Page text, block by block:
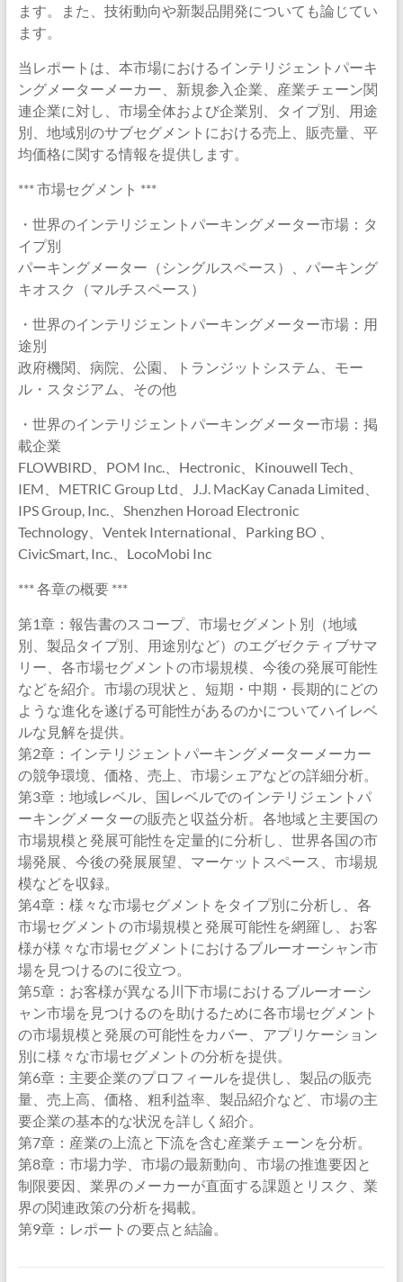
ます。また、技術動向や新製品開発についても論じてい
ます。
当レポートは、本市場におけるインテリジェントパーキ
ングメーターメーカー、新規参入企業、産業チェーン関
連企業に対し、市場全体および企業別、タイプ別、用途
別、地域別のサブセグメントにおける売上、販売量、平
均価格に関する情報を提供します。
*** 市場セグメント ***
・世界のインテリジェントパーキングメーター市場：タ
イプ別
パーキングメーター（シングルスペース）、パーキング
キオスク（マルチスペース）
・世界のインテリジェントパーキングメーター市場：用
途別
政府機関、病院、公園、トランジットシステム、モー
ル・スタジアム、その他
・世界のインテリジェントパーキングメーター市場：掲
載企業
FLOWBIRD、POM Inc.、Hectronic、Kinouwell Tech、
IEM、METRIC Group Ltd、J.J. MacKay Canada Limited、
IPS Group, Inc.、Shenzhen Horoad Electronic
Technology、Ventek International、Parking BO 、
CivicSmart, Inc.、LocoMobi Inc
*** 各章の概要 ***
第1章：報告書のスコープ、市場セグメント別（地域
別、製品タイプ別、用途別など）のエグゼクティブサマ
リー、各市場セグメントの市場規模、今後の発展可能性
などを紹介。市場の現状と、短期・中期・長期的にどの
ような進化を遂げる可能性があるのかについてハイレベ
ルな見解を提供。
第2章：インテリジェントパーキングメーターメーカー
の競争環境、価格、売上、市場シェアなどの詳細分析。
第3章：地域レベル、国レベルでのインテリジェントパ
ーキングメーターの販売と収益分析。各地域と主要国の
市場規模と発展可能性を定量的に分析し、世界各国の市
場発展、今後の発展展望、マーケットスペース、市場規
模などを収録。
第4章：様々な市場セグメントをタイプ別に分析し、各
市場セグメントの市場規模と発展可能性を網羅し、お客
様が様々な市場セグメントにおけるブルーオーシャン市
場を見つけるのに役立つ。
第5章：お客様が異なる川下市場におけるブルーオーシ
ャン市場を見つけるのを助けるために各市場セグメント
の市場規模と発展の可能性をカバー、アプリケーション
別に様々な市場セグメントの分析を提供。
第6章：主要企業のプロフィールを提供し、製品の販売
量、売上高、価格、粗利益率、製品紹介など、市場の主
要企業の基本的な状況を詳しく紹介。
第7章：産業の上流と下流を含む産業チェーンを分析。
第8章：市場力学、市場の最新動向、市場の推進要因と
制限要因、業界のメーカーが直面する課題とリスク、業
界の関連政策の分析を掲載。
第9章：レポートの要点と結論。